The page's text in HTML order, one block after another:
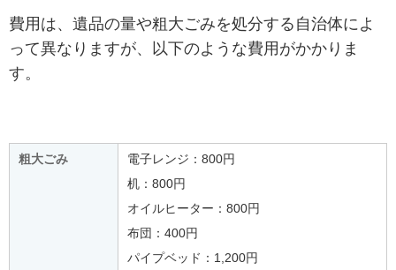
費用は、遺品の量や粗大ごみを処分する自治体によ
って異なりますが、以下のような費用がかかりま
す。
粗大ごみ
電子レンジ：800円
机：800円
オイルヒーター：800円
布団：400円
パイプベッド：1,200円